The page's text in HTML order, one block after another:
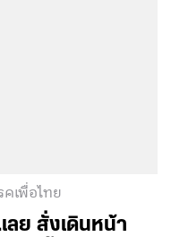
เพื่อไทย
ลย สั่งเดินหน้า